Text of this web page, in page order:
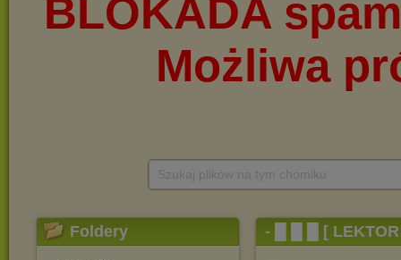
Foldery - █ █ █ [